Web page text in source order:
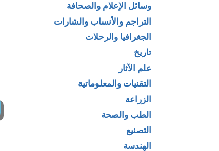
وسائل الإعلام والصحافة
التراجم والأنساب والشارات
الجغرافيا والرحلات
تاريخ
علم الآثار
التقنيات والمعلوماتية
الزراعة
الطب والصحة
التصنيع
الهندسة